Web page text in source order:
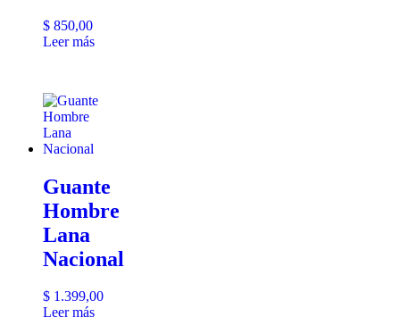
$ 850,00
Leer más
Guante
Hombre
Lana
Nacional
$ 1.399,00
Leer más